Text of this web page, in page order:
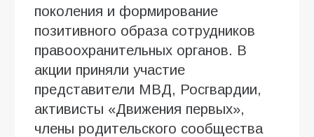
поколения и формирование
позитивного образа сотрудников
правоохранительных органов. В
акции приняли участие
представители МВД, Росгвардии,
активисты «Движения первых»,
члены родительского сообщества